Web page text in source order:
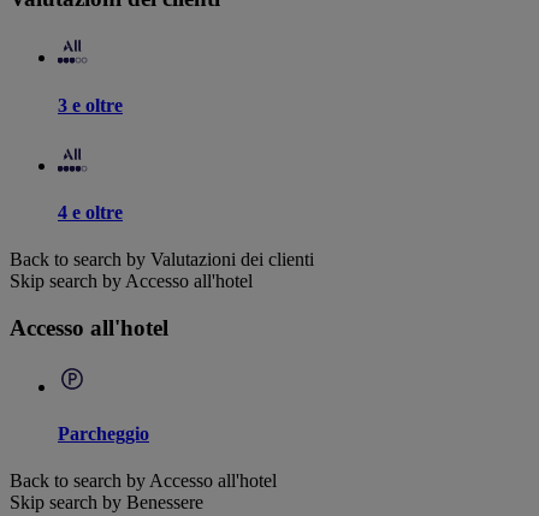
3 e oltre
4 e oltre
Back to search by Valutazioni dei clienti
Skip search by Accesso all'hotel
Accesso all'hotel
Parcheggio
Back to search by Accesso all'hotel
Skip search by Benessere